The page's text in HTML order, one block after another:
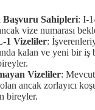
Başvuru Sahipleri: I-
vize numarası
1 Vizeliler:
kalan ve yeni bir iş
Vizeliler:
ancak zorlayıcı
bireyler.